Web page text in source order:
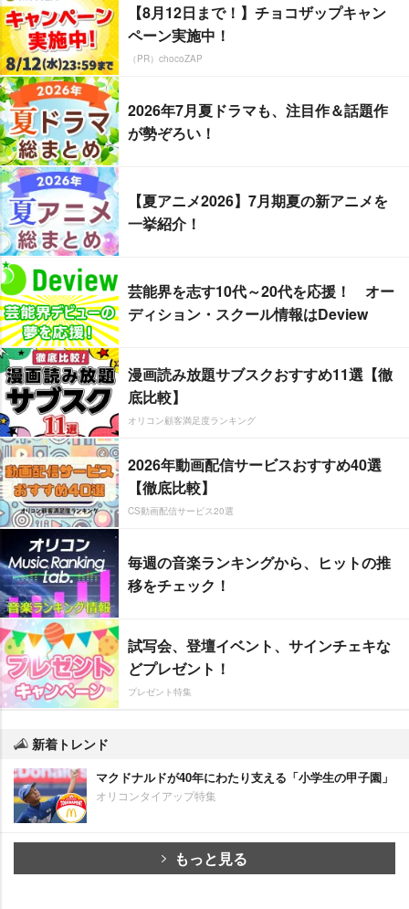
【8月12日まで！】チョコザップキャン
ペーン実施中！
（PR）chocoZAP
2026年7月夏ドラマも、注目作＆話題作
が勢ぞろい！
【夏アニメ2026】7月期夏の新アニメを
一挙紹介！
芸能界を志す10代～20代を応援！ オー
ディション・スクール情報はDeview
漫画読み放題サブスクおすすめ11選【徹
底比較】
オリコン顧客満足度ランキング
2026年動画配信サービスおすすめ40選
【徹底比較】
CS動画配信サービス20選
毎週の音楽ランキングから、ヒットの推
移をチェック！
試写会、登壇イベント、サインチェキな
どプレゼント！
プレゼント特集
新着トレンド
マクドナルドが40年にわたり支える「小学生の甲子園」
オリコンタイアップ特集
もっと見る